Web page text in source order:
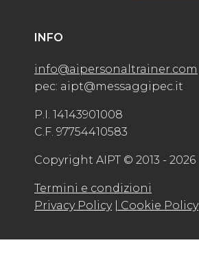
INFO
info@aipersonaltrainer.com
pec: aipt@messaggipec.it
P.I. 14143901008
C.F. 97754410583
Copyright AIPT © 2013 - 2026
Termini e condizioni
Privacy Policy
| Cookie Policy